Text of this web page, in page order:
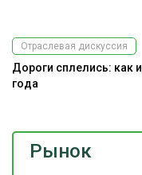
Рынок
Отраслевая дискуссия
Дороги сплелись: как
года